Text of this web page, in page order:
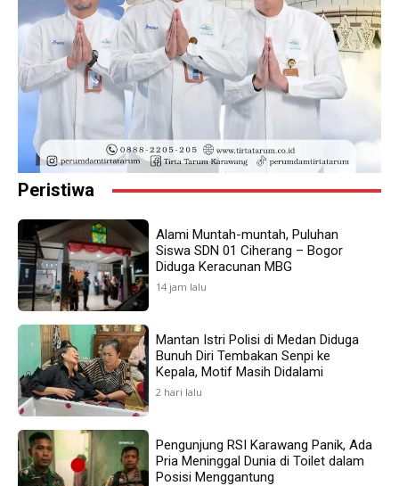
Peristiwa
Alami Muntah-muntah, Puluhan
Siswa SDN 01 Ciherang – Bogor
Diduga Keracunan MBG
14 jam lalu
Mantan Istri Polisi di Medan Diduga
Bunuh Diri Tembakan Senpi ke
Kepala, Motif Masih Didalami
2 hari lalu
Pengunjung RSI Karawang Panik, Ada
Pria Meninggal Dunia di Toilet dalam
Posisi Menggantung